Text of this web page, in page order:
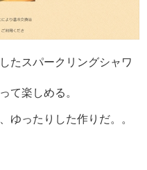
たスパークリングシャワ
て楽しめる。
ゆったりした作りだ。。